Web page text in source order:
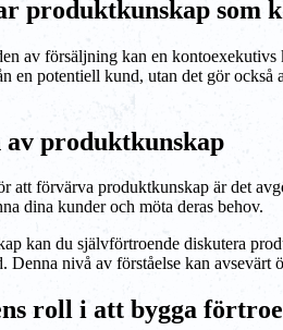
produktkunskap som
av försäljning kan en
en potentiell kund, utan det gör
av produktkunskap
att förvärva produktkunskap är det
dina kunder och möta deras behov.
kan du självförtroende diskutera
Denna nivå av förståelse kan
roll i att bygga